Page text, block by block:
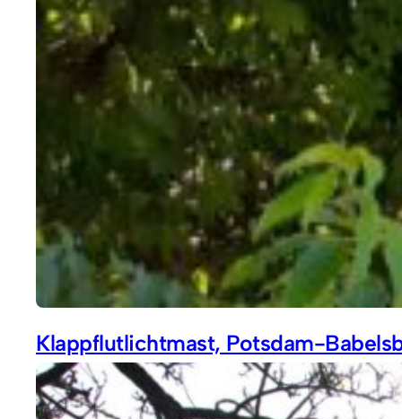
Klappflutlichtmast, Potsdam-